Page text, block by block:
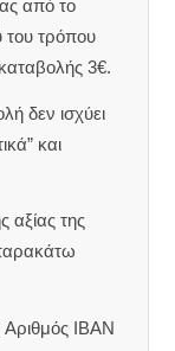
από το
του τρόπου
3€.
δεν ισχύει
και
αξίας της
IBAN